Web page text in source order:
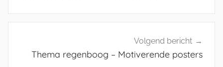
Volgend bericht
Thema regenboog – Motiverende posters